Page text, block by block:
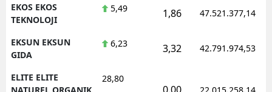
EKOS EKOS
TEKNOLOJI
5,49 1,86 47.521.377,14
EKSUN EKSUN
GIDA
6,23 3,32 42.791.974,53
ELITE ELITE
NATUREL ORGANIK
28,80
22.015.258,14